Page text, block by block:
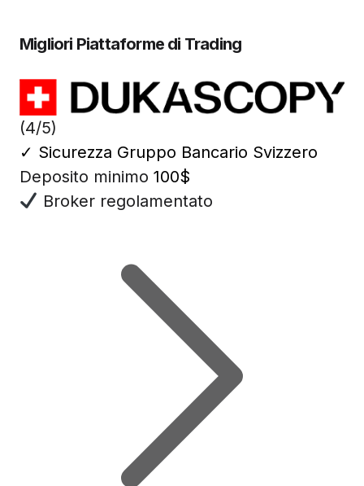
Migliori Piattaforme di Trading
(4/5)
✓ Sicurezza Gruppo Bancario Svizzero
Deposito minimo 100$
Broker regolamentato